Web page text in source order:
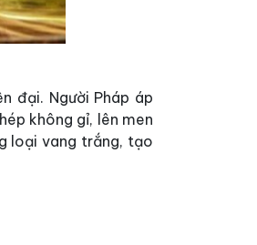
đại. Người Pháp áp
không gỉ, lên men
loại vang trắng, tạo